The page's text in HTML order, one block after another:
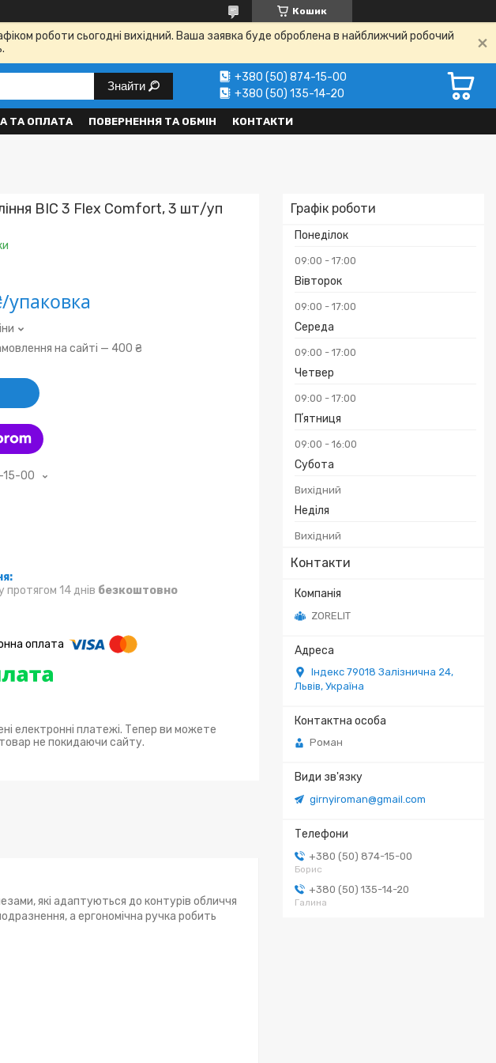
Кошик
роботи сьогодні вихідний. Ваша заявка буде оброблена в найближчий робочий
Знайти
+380 (50) 874-15-00
+380 (50) 135-14-20
ТА ОПЛАТА ПОВЕРНЕННЯ ТА ОБМІН КОНТАКТИ
Графік роботи
Понеділок
09:00 17:00
Вівторок
09:00 17:00
Середа
09:00 17:00
Четвер
09:00 17:00
Пʼятниця
09:00 16:00
Субота
Вихідний
Неділя
Вихідний
Контакти
ZORELIT
Індекс 79018 Залізнична 24,
Львів, Україна
Роман
girnyiroman@gmail.com
+380 (50) 874-15-00
Борис
+380 (50) 135-14-20
Галина
BIC 3 Flex Comfort, 3 шт/уп
упаковка
на сайті — 400 ₴
15-00
14 днів безкоштовно
електронні платежі. Тепер ви можете
не покидаючи сайту.
які адаптуються до контурів обличчя
а ергономічна ручка робить